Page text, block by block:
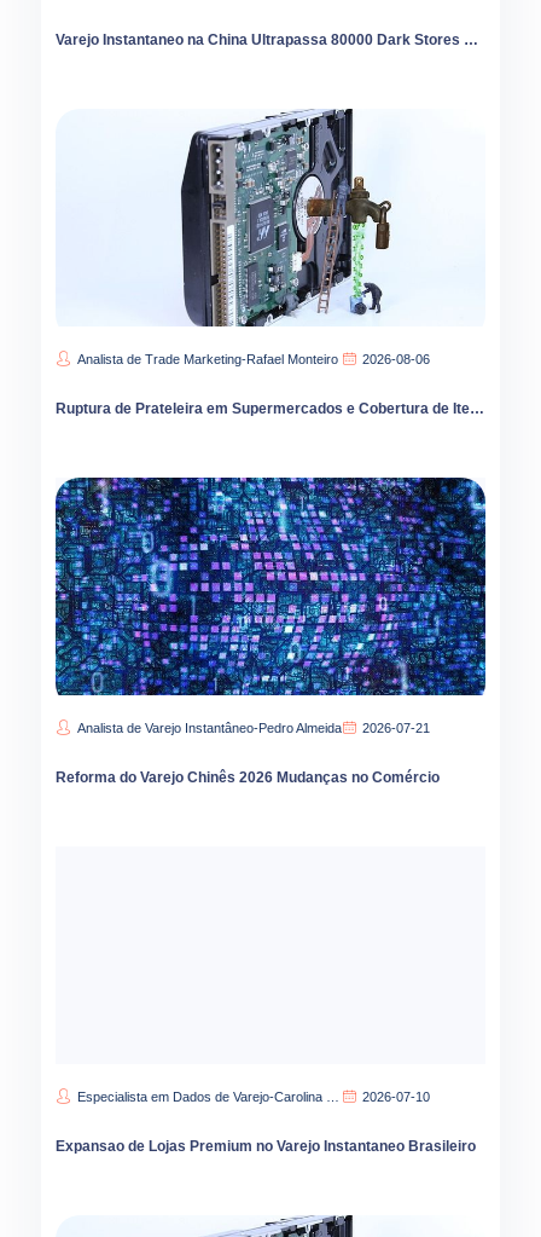
Varejo Instantaneo na China Ultrapassa 80000 Dark Stores com Expansao para Interior
Analista de Trade Marketing-Rafael Monteiro 2026-08-06
Ruptura de Prateleira em Supermercados e Cobertura de Itens
Analista de Varejo Instantâneo-Pedro Almeida 2026-07-21
Reforma do Varejo Chinês 2026 Mudanças no Comércio
Especialista em Dados de Varejo-Carolina Lima 2026-07-10
Expansao de Lojas Premium no Varejo Instantaneo Brasileiro